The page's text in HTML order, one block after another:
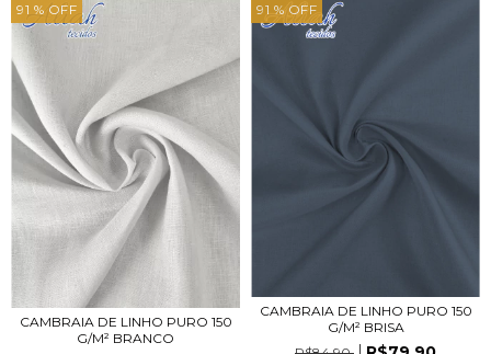
91 % OFF
CAMBRAIA DE LINHO PURO 150
G/M² BRANCO
91 % OFF
CAMBRAIA DE LINHO PURO 150
G/M² BRISA